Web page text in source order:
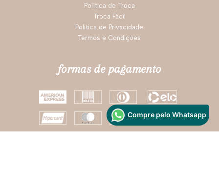
Política de Troca
Troca Fácil
Politica de Privacidade
Termos e Condições
formas de pagamento
Compre pelo Whatsapp